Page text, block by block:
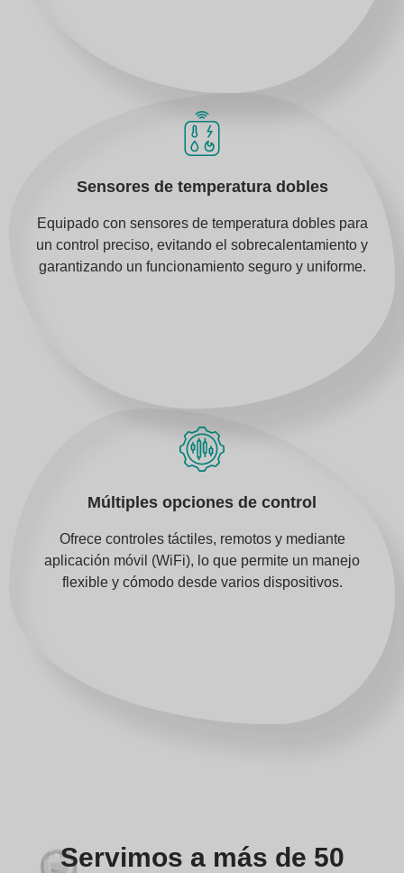
Sensores de temperatura dobles
Equipado con sensores de temperatura dobles para
un control preciso, evitando el sobrecalentamiento y
garantizando un funcionamiento seguro y uniforme.
Múltiples opciones de control
Ofrece controles táctiles, remotos y mediante
aplicación móvil (WiFi), lo que permite un manejo
flexible y cómodo desde varios dispositivos.
Servimos a más de 50